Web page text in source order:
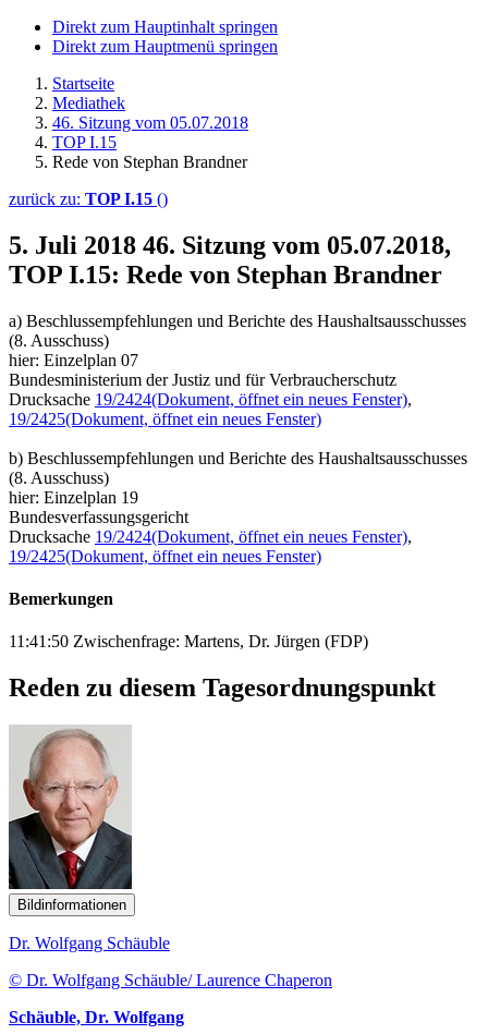
Direkt zum Hauptinhalt springen
Direkt zum Hauptmenü springen
Startseite
Mediathek
46. Sitzung vom 05.07.2018
TOP I.15
Rede von Stephan Brandner
zurück zu: TOP I.15 ()
5. Juli 2018 46. Sitzung vom 05.07.2018,
TOP I.15: Rede von Stephan Brandner
a) Beschlussempfehlungen und Berichte des Haushaltsausschusses
(8. Ausschuss)
hier: Einzelplan 07
Bundesministerium der Justiz und für Verbraucherschutz
Drucksache 19/2424(Dokument, öffnet ein neues Fenster),
19/2425(Dokument, öffnet ein neues Fenster)
b) Beschlussempfehlungen und Berichte des Haushaltsausschusses
(8. Ausschuss)
hier: Einzelplan 19
Bundesverfassungsgericht
Drucksache 19/2424(Dokument, öffnet ein neues Fenster),
19/2425(Dokument, öffnet ein neues Fenster)
Bemerkungen
11:41:50 Zwischenfrage: Martens, Dr. Jürgen (FDP)
Reden zu diesem Tagesordnungspunkt
Bildinformationen
Dr. Wolfgang Schäuble
© Dr. Wolfgang Schäuble/ Laurence Chaperon
Schäuble, Dr. Wolfgang